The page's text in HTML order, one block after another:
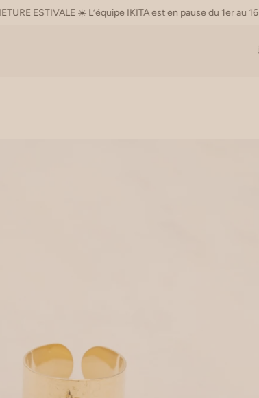
ESTIVALE ☀️ L’équipe IKITA est en pause du 1er au 16